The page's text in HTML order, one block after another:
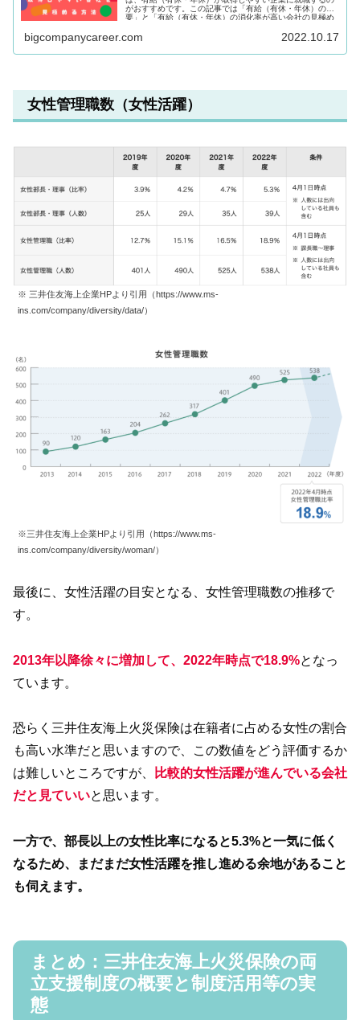
がおすすめです。この記事では「有給（有休・年休）の概
要」と「有給（有休・年休）の消化率が高い会社の見極め
bigcompanycareer.com 2022.10.17
女性管理職数（女性活躍）
※ 三井住友海上企業HPより引用（https://www.ms-
ins.com/company/diversity/data/）
※三井住友海上企業HPより引用（https://www.ms-
ins.com/company/diversity/woman/）
最後に、女性活躍の目安となる、女性管理職数の推移で
す。
2013年以降徐々に増加して、2022年時点で18.9%となっ
ています。
恐らく三井住友海上火災保険は在籍者に占める女性の割合
も高い水準だと思いますので、この数値をどう評価するか
は難しいところですが、
比較的女性活躍が進んでいる会社
だと見ていいと思います。
一方で、部長以上の女性比率になると5.3%と一気に低く
なるため、まだまだ女性活躍を推し進める余地があること
も伺えます。
まとめ：三井住友海上火災保険の両
立支援制度の概要と制度活用等の実
態